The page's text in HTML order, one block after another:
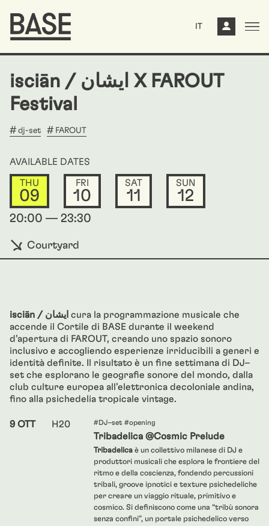
IT
isciān / ایشان X FAROUT
Festival
dj-set FAROUT
AVAILABLE DATES
THU
09
FRI
10
SAT
11
SUN
12
20:00 — 23:30
Courtyard
isciān / ایشان cura la programmazione musicale che
accende il Cortile di BASE durante il weekend
d’apertura di FAROUT, creando uno spazio sonoro
inclusivo e accogliendo esperienze irriducibili a generi e
identità definite. Il risultato è un fine settimana di DJ–
set che esplorano le geografie sonore del mondo, dalla
club culture europea all’elettronica decoloniale andina,
fino alla psichedelia tropicale vintage.
9 OTT H20 #DJ–set #opening
Tribadelica @Cosmic Prelude
Tribadelica è un collettivo milanese di DJ e
produttori musicali che esplora le frontiere del
ritmo e della coscienza, fondendo percussioni
tribali, groove ipnotici e texture psichedeliche
per creare un viaggio rituale, primitivo e
cosmico. Si definiscono come una “tribù sonora
senza confini”, un portale psichedelico verso